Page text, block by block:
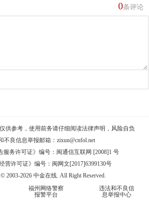
0条评论
供参考，使用前务请仔细阅读法律声明 ，风险自负
不良信息举报邮箱： zixun@cnfol.net
务许可证》编号：闽通信互联网 [2008]1 号
营许可证》编号：闽网文[2017]6399130号
2003-2026 中金在线. All Right Reserved.
福州网络警察
报警平台
违法和不良信
息举报中心